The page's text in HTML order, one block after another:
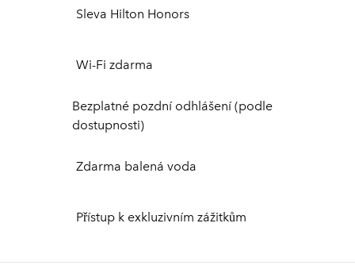
Sleva Hilton Honors
Wi-Fi zdarma
Bezplatné pozdní odhlášení (podle
dostupnosti)
Zdarma balená voda
Přístup k exkluzivním zážitkům